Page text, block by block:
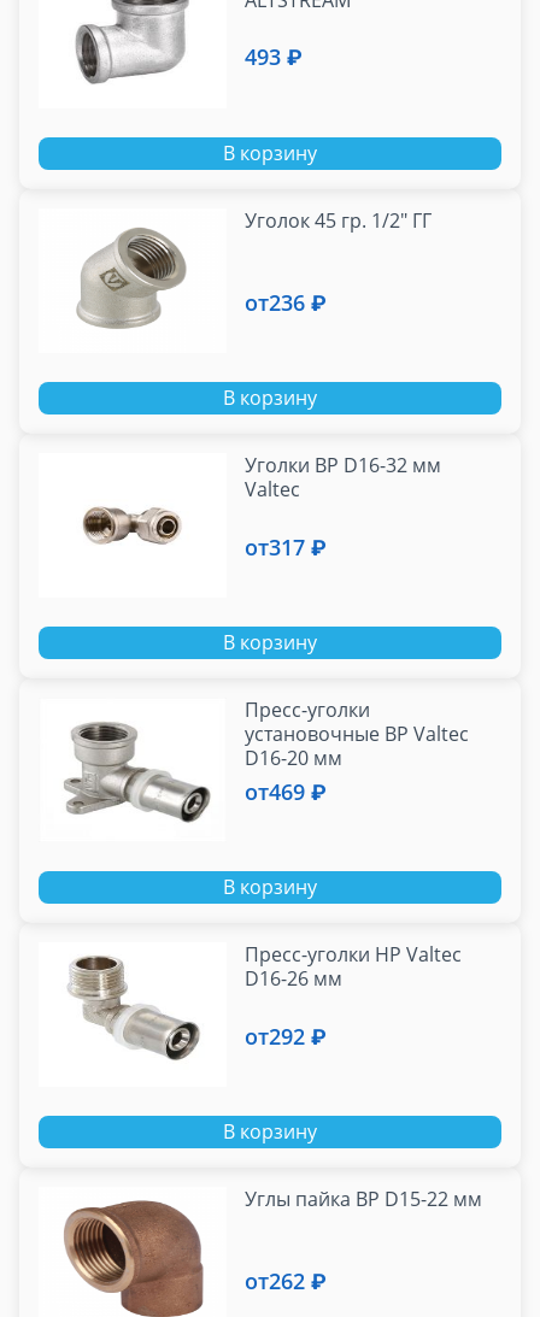
493 ₽
В корзину
Уголок 45 гр. 1/2" ГГ
от236 ₽
В корзину
Уголки ВР D16-32 мм
Valtec
от317 ₽
В корзину
Пресс-уголки
установочные ВР Valtec
D16-20 мм
от469 ₽
В корзину
Пресс-уголки НР Valtec
D16-26 мм
от292 ₽
В корзину
Углы пайка ВР D15-22 мм
от262 ₽